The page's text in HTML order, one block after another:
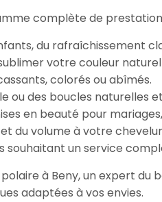
complète de
du rafraîchissement
votre couleur
colorés ou abîmés.
ou des boucles naturelles
en beauté pour
du volume à votre
un service
à Beny, un expert du
adaptées à vos envies.